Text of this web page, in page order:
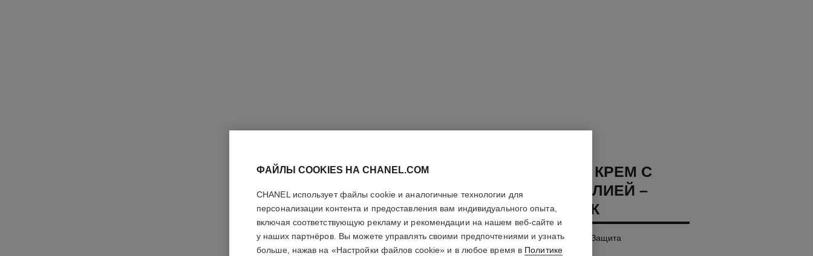
N°1 DE CHANEL КРЕМ С
КРАСНОЙ КАМЕЛИЕЙ –
СМЕННЫЙ БЛОК
Упругость – Разглаживание – Защита
Подробнее
ФАЙЛЫ COOKIES НА CHANEL.COM
CHANEL использует файлы cookie и аналогичные технологии для
персонализации контента и предоставления вам индивидуального опыта,
включая соответствующую рекламу и рекомендации на нашем веб-сайте и
у наших партнёров. Вы можете управлять своими предпочтениями и узнать
больше, нажав на «Настройки файлов cookie» и в любое время в Политике